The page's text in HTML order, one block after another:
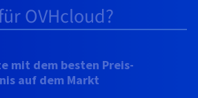
OVHcloud?
mit dem besten Preis-
auf dem Markt